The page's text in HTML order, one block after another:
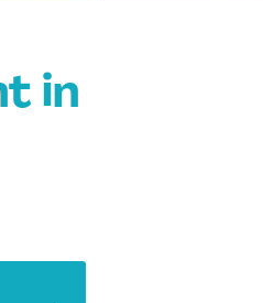
in